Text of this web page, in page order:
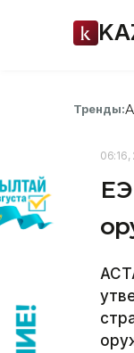
Тренды:
06:16,